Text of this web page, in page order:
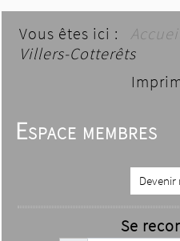
Vous êtes ici :
Villers-Cotterêts
Espace membres
Se